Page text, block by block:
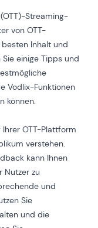
Streaming-
von OTT-
Inhalt und
einige Tipps und
Vodlix-Funktionen
können.
OTT-Plattform
verstehen.
kann Ihnen
Nutzer zu
und
Sie
und die